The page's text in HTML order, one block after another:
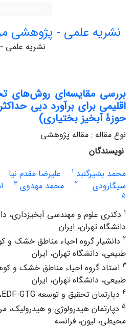
نشریه علمی - پژوهشی
نشریه علمی
بررسی مقایسه‌ای روش‌های
اقلیمی برای برآورد دبی
حوزۀ آبخیز بختیاری)
نوع مقاله : مقاله پژوهشی
نویسندگان
محمد بشیرگنبد 1 علیرضا مقدم نیا
سیگارودی
2 محمد مهدوی 3
5
1 دکتری علوم و مهندسی آبخیزداری،
دانشگاه تهران، ایران
2 دانشیار گروه احیاء مناطق خشک و
طبیعی، دانشگاه تهران، ایران
3 استاد گروه احیاء مناطق خشک و
طبیعی، دانشگاه تهران، ایران
4 دپارتمان تحقیق و توسعه EDF-GTG، گرنوبل، فرانسه
5 دپارتمان هیدرولوژی و هیدرولیک،
محیطی، لیون، فرانسه